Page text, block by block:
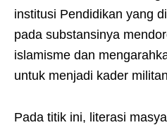
institusi Pendidikan yang
pada substansinya
islamisme dan
untuk menjadi kader
Pada titik ini, literasi